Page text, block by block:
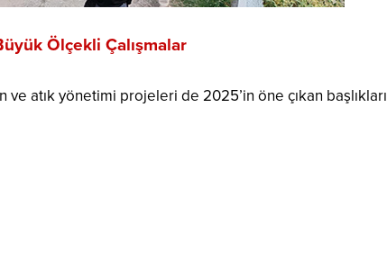
Ölçekli Çalışmalar
atık yönetimi projeleri de 2025’in öne çıkan başlıkları